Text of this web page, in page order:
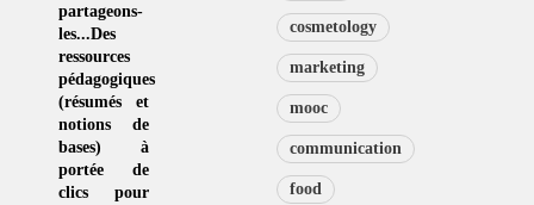
partageons-
les...Des
ressources
pédagogiques
(résumés et
notions de
bases) à
portée de
clics pour
cosmetology
marketing
mooc
communication
food